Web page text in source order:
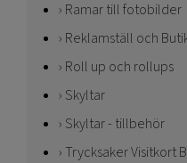
Ramar till fotobilder
Reklamställ och
Roll up och rollups
Skyltar
Skyltar - tillbehör
Trycksaker Visitkort